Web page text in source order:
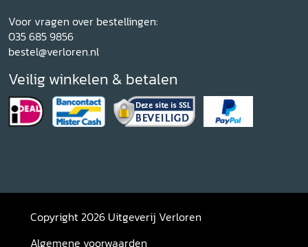
Voor vragen over bestellingen:
035 685 9856
bestel@verloren.nl
Veilig winkelen & betalen
Copyright 2026 Uitgeverij Verloren
Algemene voorwaarden